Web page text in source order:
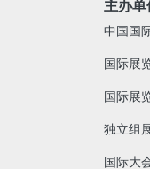
主办单
中国国
国际展
国际展
独立组
国际大